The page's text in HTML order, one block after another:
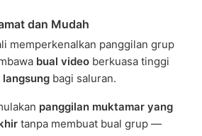
dan Mudah
memperkenalkan panggilan grup
bual video berkuasa tinggi
bagi saluran.
panggilan muktamar yang
tanpa membuat bual grup —